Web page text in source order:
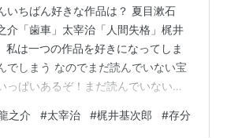
いちばん好きな作品は？ 夏目漱石
介「歯車」太宰治「人間失格」梶井
私は一つの作品を好きになってしま
でしまう なのでまだ読んでいない宝
っぱいあるぞ！まだ読んでいないた
之介 #太宰治 #梶井基次郎 #存分